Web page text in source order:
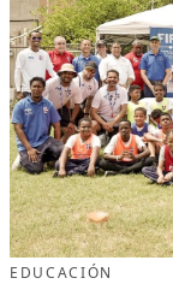
EDUCACIÓN